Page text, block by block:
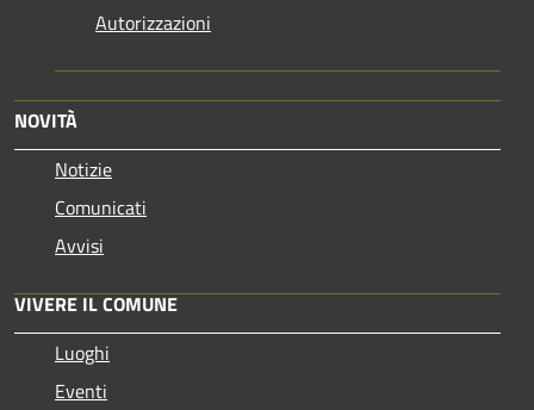
Autorizzazioni
NOVITÀ
Notizie
Comunicati
Avvisi
VIVERE IL COMUNE
Luoghi
Eventi